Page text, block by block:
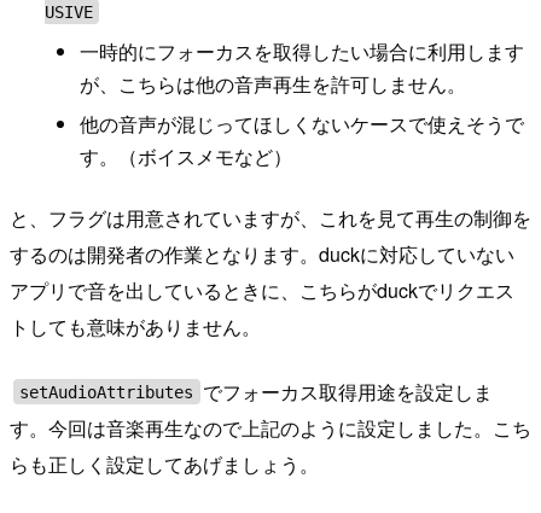
USIVE
一時的にフォーカスを取得したい場合に利用します
が、こちらは他の音声再生を許可しません。
他の音声が混じってほしくないケースで使えそうで
す。（ボイスメモなど）
と、フラグは用意されていますが、これを見て再生の制御を
するのは開発者の作業となります。duckに対応していない
アプリで音を出しているときに、こちらがduckでリクエス
トしても意味がありません。
setAudioAttributes
でフォーカス取得用途を設定しま
す。今回は音楽再生なので上記のように設定しました。こち
らも正しく設定してあげましょう。